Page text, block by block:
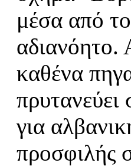
μέσα από
αδιανόητο.
καθένα
πρυτανεύει
για
προσφιλής